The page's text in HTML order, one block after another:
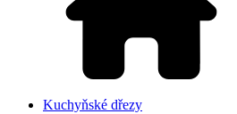
Kuchyňské dřezy